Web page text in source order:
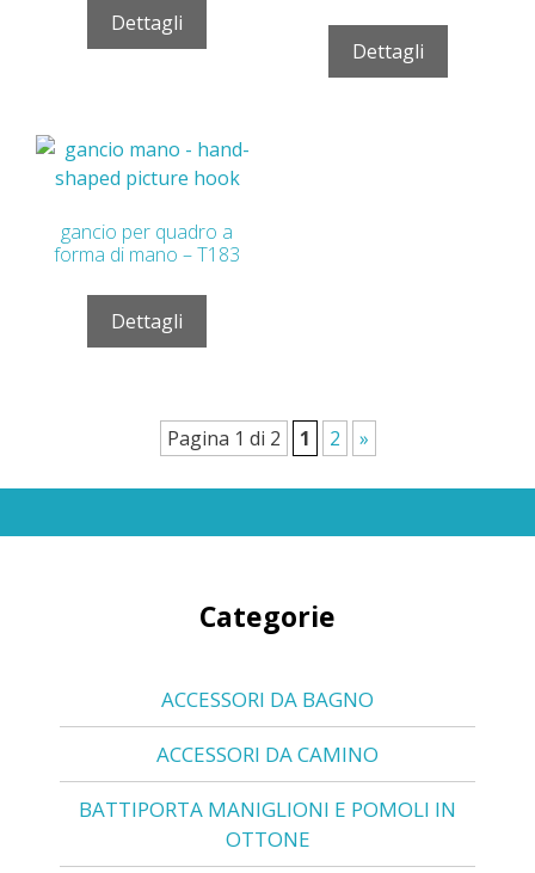
Dettagli
Dettagli
gancio per quadro a
forma di mano – T183
Dettagli
Pagina 1 di 2 1 2 »
Categorie
ACCESSORI DA BAGNO
ACCESSORI DA CAMINO
BATTIPORTA MANIGLIONI E POMOLI IN
OTTONE